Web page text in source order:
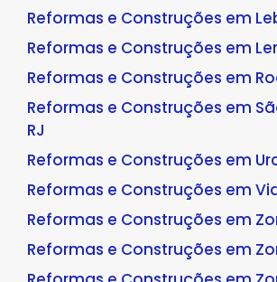
Reformas e Construções em
Reformas e Construções em
Reformas e Construções em
Reformas e Construções em
RJ
Reformas e Construções em
Reformas e Construções em
Reformas e Construções em
Reformas e Construções em